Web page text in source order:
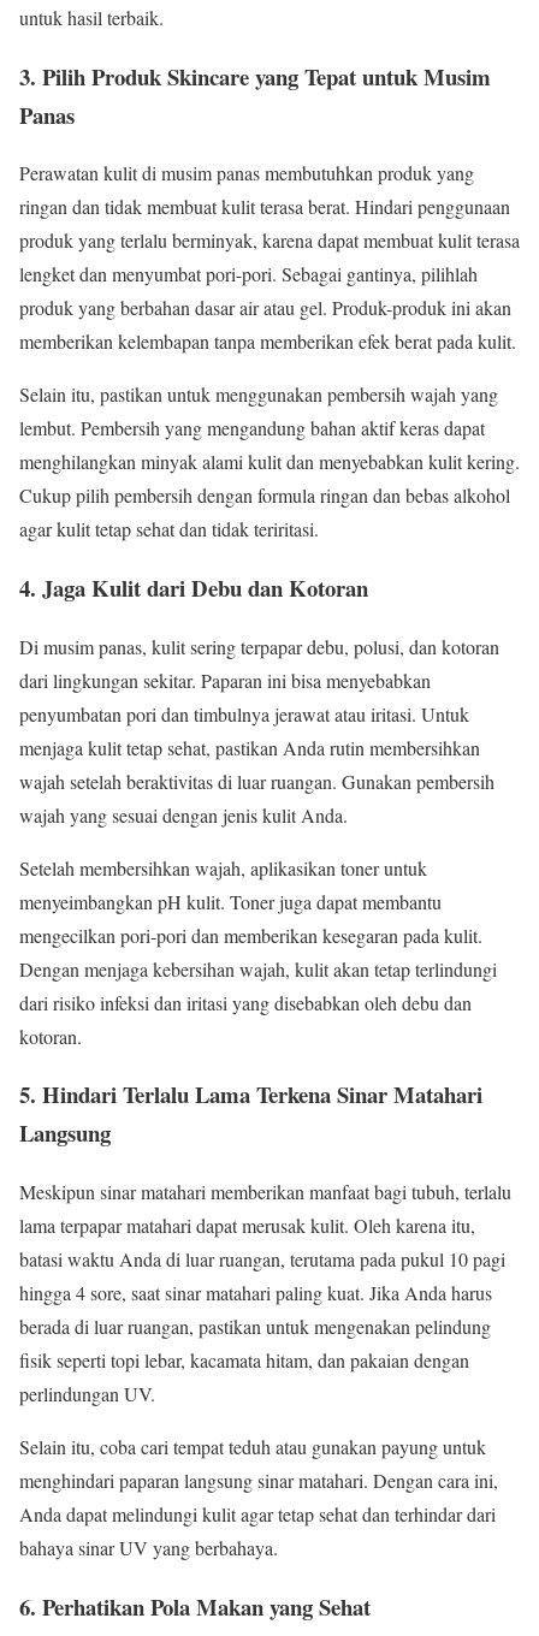
untuk hasil terbaik.
3. Pilih Produk Skincare yang Tepat untuk Musim
Panas
Perawatan kulit di musim panas membutuhkan produk yang
ringan dan tidak membuat kulit terasa berat. Hindari penggunaan
produk yang terlalu berminyak, karena dapat membuat kulit terasa
lengket dan menyumbat pori-pori. Sebagai gantinya, pilihlah
produk yang berbahan dasar air atau gel. Produk-produk ini akan
memberikan kelembapan tanpa memberikan efek berat pada kulit.
Selain itu, pastikan untuk menggunakan pembersih wajah yang
lembut. Pembersih yang mengandung bahan aktif keras dapat
menghilangkan minyak alami kulit dan menyebabkan kulit kering.
Cukup pilih pembersih dengan formula ringan dan bebas alkohol
agar kulit tetap sehat dan tidak teriritasi.
4. Jaga Kulit dari Debu dan Kotoran
Di musim panas, kulit sering terpapar debu, polusi, dan kotoran
dari lingkungan sekitar. Paparan ini bisa menyebabkan
penyumbatan pori dan timbulnya jerawat atau iritasi. Untuk
menjaga kulit tetap sehat, pastikan Anda rutin membersihkan
wajah setelah beraktivitas di luar ruangan. Gunakan pembersih
wajah yang sesuai dengan jenis kulit Anda.
Setelah membersihkan wajah, aplikasikan toner untuk
menyeimbangkan pH kulit. Toner juga dapat membantu
mengecilkan pori-pori dan memberikan kesegaran pada kulit.
Dengan menjaga kebersihan wajah, kulit akan tetap terlindungi
dari risiko infeksi dan iritasi yang disebabkan oleh debu dan
kotoran.
5. Hindari Terlalu Lama Terkena Sinar Matahari
Langsung
Meskipun sinar matahari memberikan manfaat bagi tubuh, terlalu
lama terpapar matahari dapat merusak kulit. Oleh karena itu,
batasi waktu Anda di luar ruangan, terutama pada pukul 10 pagi
hingga 4 sore, saat sinar matahari paling kuat. Jika Anda harus
berada di luar ruangan, pastikan untuk mengenakan pelindung
fisik seperti topi lebar, kacamata hitam, dan pakaian dengan
perlindungan UV.
Selain itu, coba cari tempat teduh atau gunakan payung untuk
menghindari paparan langsung sinar matahari. Dengan cara ini,
Anda dapat melindungi kulit agar tetap sehat dan terhindar dari
bahaya sinar UV yang berbahaya.
6. Perhatikan Pola Makan yang Sehat